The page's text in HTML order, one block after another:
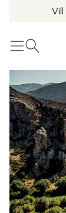
Vill
MenyÖppna sök
Se fler bilder